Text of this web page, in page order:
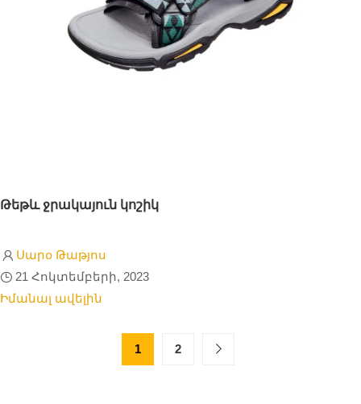
Թեթև ջրակայուն կոշիկ
Սարօ Թաթյոս
21 Հոկտեմբերի, 2023
Իմանալ ավելին
1 2